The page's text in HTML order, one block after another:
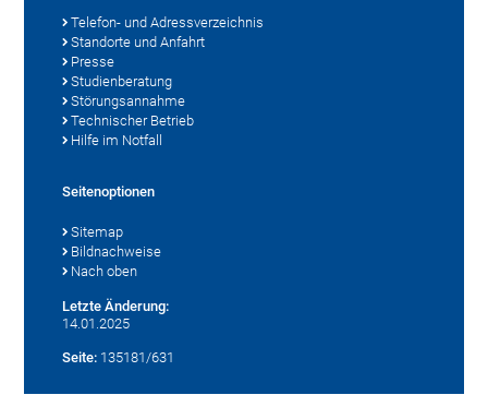
Telefon- und Adressverzeichnis
Standorte und Anfahrt
Presse
Studienberatung
Störungsannahme
Technischer Betrieb
Hilfe im Notfall
Seitenoptionen
Sitemap
Bildnachweise
Nach oben
Letzte Änderung:
14.01.2025
Seite: 135181/631